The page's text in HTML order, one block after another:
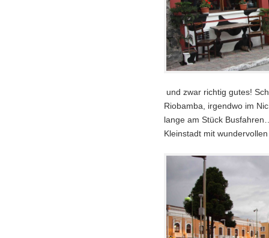
und zwar richtig gutes!
Riobamba, irgendwo im
lange am Stück
Kleinstadt mit